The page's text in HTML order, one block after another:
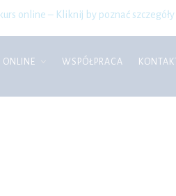
online – Kliknij by poznać szczegóły
ONLINE WSPÓŁPRACA KONTAKT